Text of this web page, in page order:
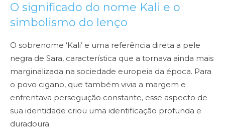
O significado do nome Kali e o
simbolismo do lenço
O sobrenome ‘Kali’ e uma referência direta a pele
negra de Sara, característica que a tornava ainda mais
marginalizada na sociedade europeia da época. Para
o povo cigano, que também vivia a margem e
enfrentava perseguição constante, esse aspecto de
sua identidade criou uma identificação profunda e
duradoura.